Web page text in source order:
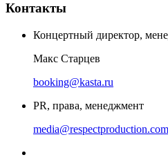
Контакты
Концертный директор,
Макс Старцев
booking@kasta.ru
PR, права, менеджмент
media@respectproduction.com